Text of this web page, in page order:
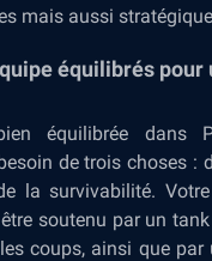
mais aussi
équilibrés
équilibrée dans
de trois choses :
la survivabilité.
soutenu par un
coups, ainsi que par